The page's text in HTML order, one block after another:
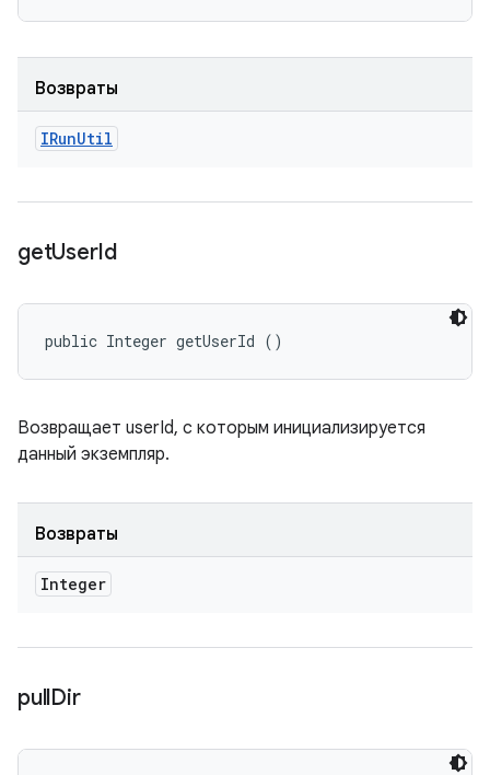
Возвраты
IRunUtil
getUserId
public Integer getUserId ()
Возвращает userId, с которым инициализируется
данный экземпляр.
Возвраты
Integer
pullDir